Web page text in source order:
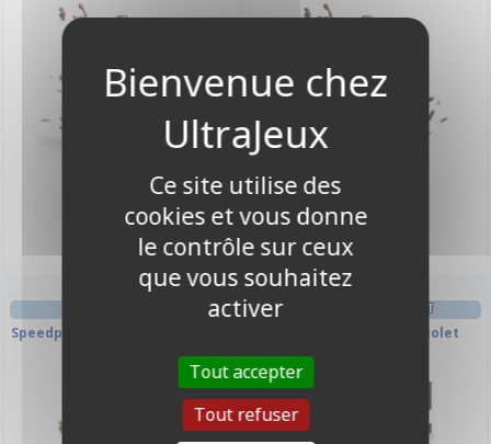
Disponible Disponible
Speedpaint - Maggot Skin 2.0
DECK BOX ET RANGEMENT
Deck Box Ultrapro - Violet
Ce site utilise des
cookies et vous donne
le contrôle sur ceux
que vous souhaitez
activer
Tout accepter
Tout refuser